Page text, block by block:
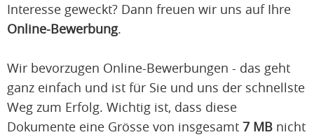
Interesse geweckt? Dann freuen wir uns auf Ihre
Online-Bewerbung.
Wir bevorzugen Online-Bewerbungen - das geht
ganz einfach und ist für Sie und uns der schnellste
Weg zum Erfolg. Wichtig ist, dass diese
Dokumente eine Grösse von insgesamt 7 MB nicht